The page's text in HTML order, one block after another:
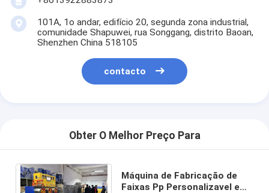
101A, 1o andar, edifício 20, segunda zona industrial,
comunidade Shapuwei, rua Songgang, distrito Baoan,
Shenzhen China 518105
contacto
Obter O Melhor Preço Para
Máquina de Fabricação de
Faixas Pp Personalizavel e